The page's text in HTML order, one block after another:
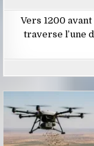
Vers 1200
traverse l’une